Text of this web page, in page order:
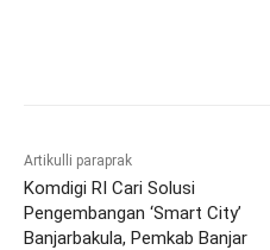
Artikulli paraprak
Komdigi RI Cari Solusi
Pengembangan ‘Smart City’
Banjarbakula, Pemkab Banjar